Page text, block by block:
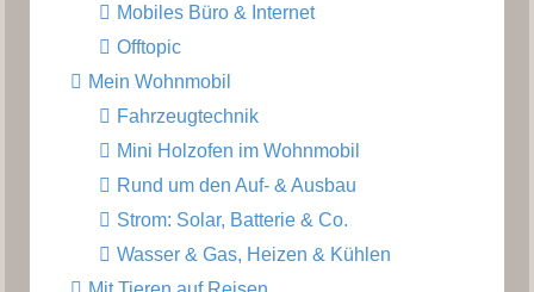
Mobiles Büro & Internet
Offtopic
Mein Wohnmobil
Fahrzeugtechnik
Mini Holzofen im Wohnmobil
Rund um den Auf- & Ausbau
Strom: Solar, Batterie & Co.
Wasser & Gas, Heizen & Kühlen